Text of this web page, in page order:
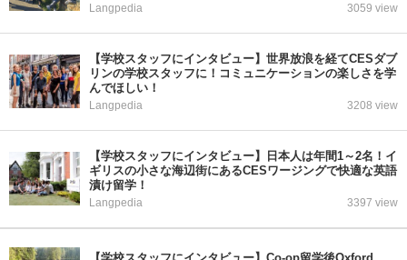
Langpedia 3059 view
【学校スタッフにインタビュー】世界放浪を経てCESダブ
リンの学校スタッフに！コミュニケーションの楽しさを学
んでほしい！
Langpedia 3208 view
【学校スタッフにインタビュー】日本人は年間1～2名！イ
ギリスの小さな海辺街にあるCESワージングで快適な英語
漬け留学！
Langpedia 3397 view